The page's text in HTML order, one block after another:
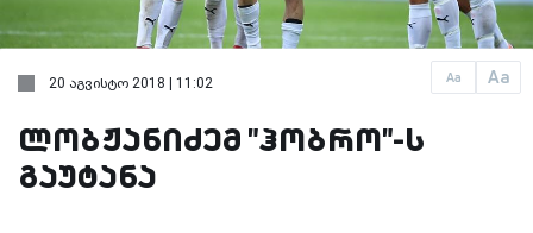
Aa Aa
20 აგვისტო 2018 | 11:02
ლობჟანიძემ "ჰობრო"-ს
გაუტანა